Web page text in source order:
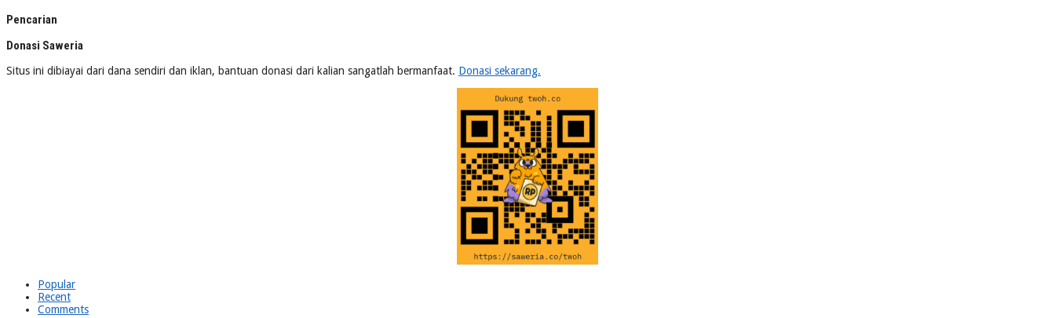
Pencarian
Donasi Saweria
Situs ini dibiayai dari dana sendiri dan iklan, bantuan donasi dari kalian sangatlah bermanfaat. Donasi sekarang.
Popular
Recent
Comments